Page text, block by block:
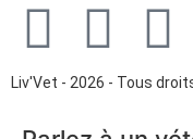
Liv'Vet - 2026 - Tous